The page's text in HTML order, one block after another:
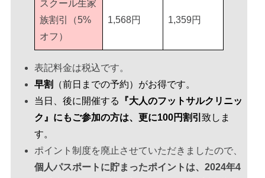
スクール生家
族割引（5%
オフ）
1,568円 1,359円
表記料金は税込です。
早割
（前日までの予約）がお得です。
当日、後に開催する
『大人のフットサルクリニッ
ク』にもご参加の方は、更に100円割引 致しま
す。
ポイント制度を廃止させていただきましたので、
個人パスポートに貯まったポイントは、2024年4
ルの決定的な3つの違いと、選び方の教科書
バディフットサルクラブ｜ブログ
2026.02.10更新
バディフットサルクラブ｜ブログ
2024.05.16更新